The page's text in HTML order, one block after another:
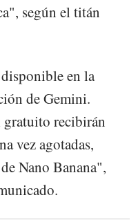
según el titán
en la
de Gemini.
gratuito recibirán
vez agotadas,
Nano Banana",